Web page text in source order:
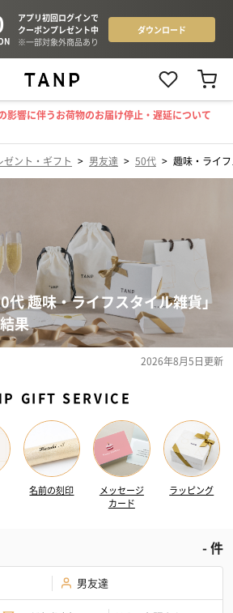
影響に伴うお荷物のお届け停止・遅延について
ゼント・ギフト > 男友達 > 50代 > 趣味・ライ
代 趣味・ライフスタイル雑貨」
果
2026年8月5日更新
GIFT SERVICE
名前の刻印
メッセージ
カード
ラッピング
-件
男友達